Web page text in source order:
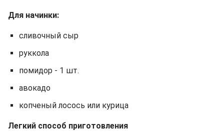
Для начинки:
сливочный сыр
руккола
помидор - 1 шт.
авокадо
копченый лосось или курица
Легкий способ приготовления